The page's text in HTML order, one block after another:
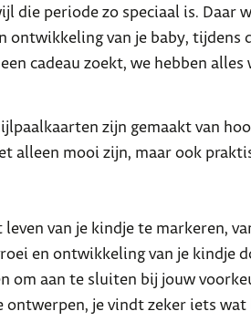
periode zo speciaal is. Daar
van je baby, tijdens
cadeau zoekt, we hebben
zijn gemaakt van
alleen mooi zijn, maar ook
van je kindje te markeren,
en ontwikkeling van je kindje
aan te sluiten bij jouw
je vindt zeker iets wat